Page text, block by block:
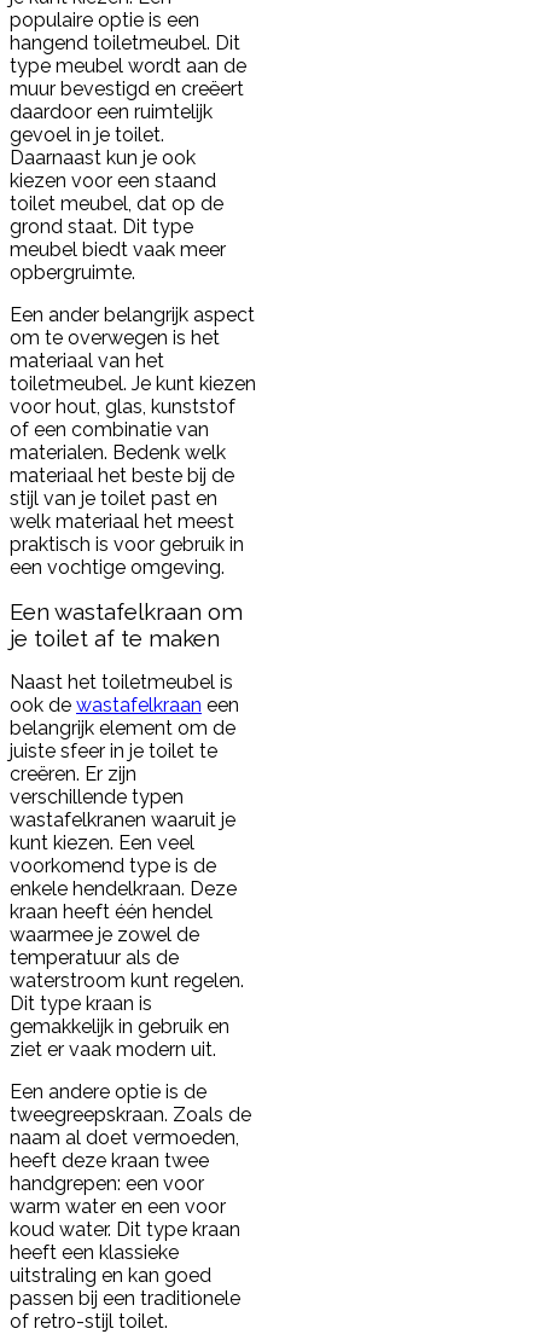
populaire optie is een
hangend toiletmeubel. Dit
type meubel wordt aan de
muur bevestigd en creëert
daardoor een ruimtelijk
gevoel in je toilet.
Daarnaast kun je ook
kiezen voor een staand
toilet meubel, dat op de
grond staat. Dit type
meubel biedt vaak meer
opbergruimte.
Een ander belangrijk aspect
om te overwegen is het
materiaal van het
toiletmeubel. Je kunt kiezen
voor hout, glas, kunststof
of een combinatie van
materialen. Bedenk welk
materiaal het beste bij de
stijl van je toilet past en
welk materiaal het meest
praktisch is voor gebruik in
een vochtige omgeving.
Een wastafelkraan om
je toilet af te maken
Naast het toiletmeubel is
ook de wastafelkraan een
belangrijk element om de
juiste sfeer in je toilet te
creëren. Er zijn
verschillende typen
wastafelkranen waaruit je
kunt kiezen. Een veel
voorkomend type is de
enkele hendelkraan. Deze
kraan heeft één hendel
waarmee je zowel de
temperatuur als de
waterstroom kunt regelen.
Dit type kraan is
gemakkelijk in gebruik en
ziet er vaak modern uit.
Een andere optie is de
tweegreepskraan. Zoals de
naam al doet vermoeden,
heeft deze kraan twee
handgrepen: een voor
warm water en een voor
koud water. Dit type kraan
heeft een klassieke
uitstraling en kan goed
passen bij een traditionele
of retro-stijl toilet.